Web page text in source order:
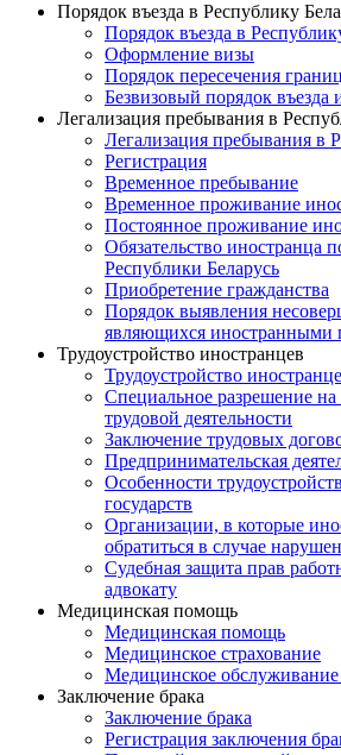
Порядок въезда в Республику
Порядок въезда в
Оформление визы
Порядок пересечения
Безвизовый порядок въезда
Легализация пребывания в
Легализация пребывания в
Регистрация
Временное пребывание
Временное проживание
Постоянное проживание
Обязательство иностранца
Республики Беларусь
Приобретение гражданства
Порядок выявления
являющихся иностранными
Трудоустройство иностранцев
Трудоустройство
Специальное разрешение
трудовой деятельности
Заключение трудовых
Предпринимательская
Особенности
государств
Организации, в которые
обратиться в случае
Судебная защита прав
адвокату
Медицинская помощь
Медицинская помощь
Медицинское страхование
Медицинское обслуживание
Заключение брака
Заключение брака
Регистрация заключения